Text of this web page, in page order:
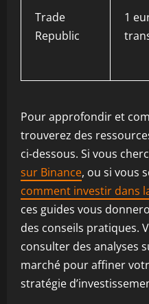
Trade
Republic
1
Pour approfondir et
trouverez des
ci‑dessous. Si vous
sur Binance, ou si vous
comment investir dans
ces guides vous
des conseils pratiques.
consulter des analyses
marché pour affiner
stratégie